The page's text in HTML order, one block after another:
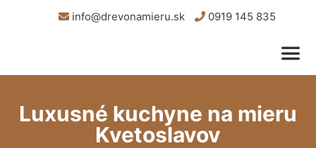
info@drevonamieru.sk 0919 145 835
Luxusné kuchyne na mieru
Kvetoslavov